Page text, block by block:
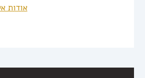
אודות